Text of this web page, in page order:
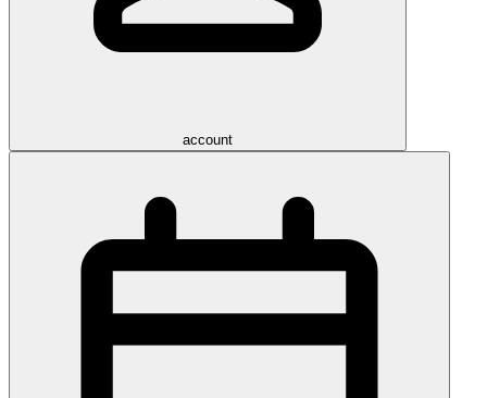
account